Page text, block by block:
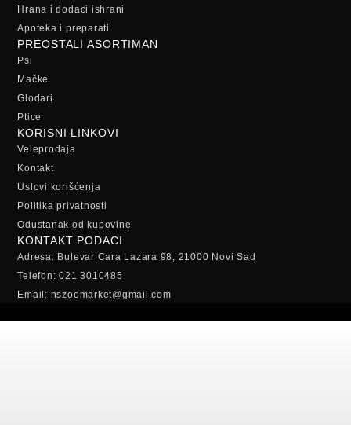
Hrana i dodaci ishrani
Apoteka i preparati
PREOSTALI ASORTIMAN
Psi
Mačke
Glodari
Ptice
KORISNI LINKOVI
Veleprodaja
Kontakt
Uslovi korišćenja
Politika privatnosti
Odustanak od kupovine
KONTAKT PODACI
Adresa: Bulevar Cara Lazara 98, 21000 Novi Sad
Telefon: 021 3010485
Email: nszoomarket@gmail.com